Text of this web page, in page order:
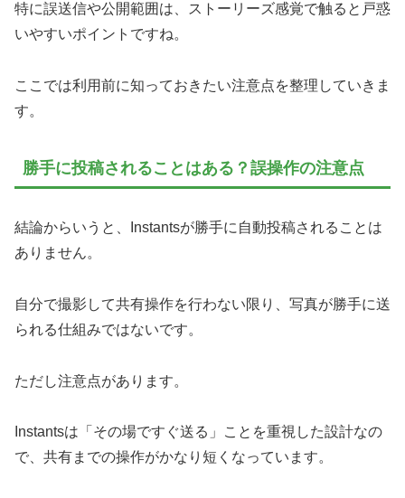
特に誤送信や公開範囲は、ストーリーズ感覚で触ると戸惑
いやすいポイントですね。
ここでは利用前に知っておきたい注意点を整理していきま
す。
勝手に投稿されることはある？誤操作の注意点
結論からいうと、Instantsが勝手に自動投稿されることは
ありません。
自分で撮影して共有操作を行わない限り、写真が勝手に送
られる仕組みではないです。
ただし注意点があります。
Instantsは「その場ですぐ送る」ことを重視した設計なの
で、共有までの操作がかなり短くなっています。